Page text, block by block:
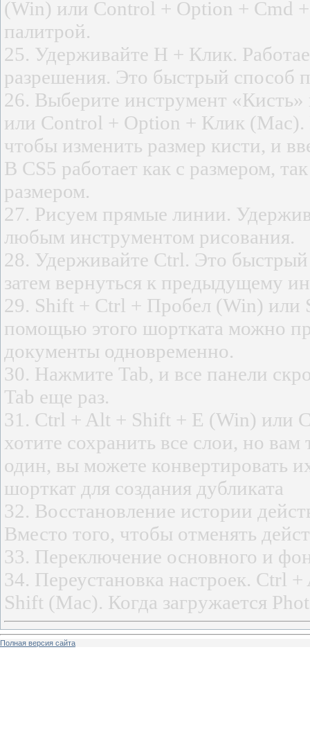
(Win) или Control + Option + Cmd
палитрой.
25. Удерживайте H + Клик.
разрешения. Это быстрый способ
26. Выберите инструмент
или Control + Option + Клик (Mac).
чтобы изменить размер кисти, и
В CS5 работает как с размером,
размером.
27. Рисуем прямые линии.
любым инструментом рисования.
28. Удерживайте Ctrl. Это быстрый
затем вернуться к предыдущему
29. Shift + Ctrl + Пробел (Win)
помощью этого шортката можно
документы одновременно.
30. Нажмите Tab, и все панели
Tab еще раз.
31. Ctrl + Alt + Shift + E (Win) или
хотите сохранить все слои, но
один, вы можете конвертировать
шорткат для создания дубликата
32. Восстановление истории
Вместо того, чтобы отменять
33. Переключение основного и
34. Переустановка настроек. Ctrl
Shift (Mac). Когда загружается
Полная версия сайта